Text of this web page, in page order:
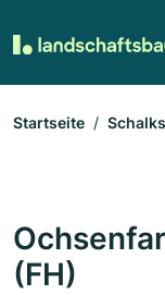
Startseite
(FH)